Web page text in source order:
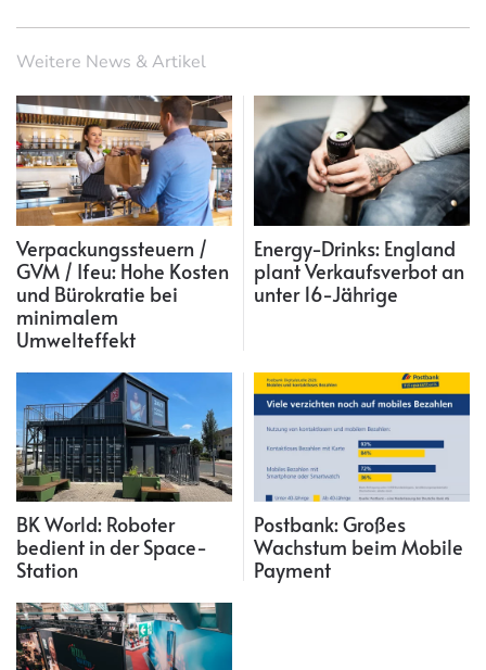
Weitere News & Artikel
Verpackungssteuern /
GVM / Ifeu: Hohe Kosten
und Bürokratie bei
minimalem
Umwelteffekt
Energy-Drinks: England
plant Verkaufsverbot an
unter 16-Jährige
BK World: Roboter
bedient in der Space-
Station
Postbank: Großes
Wachstum beim Mobile
Payment